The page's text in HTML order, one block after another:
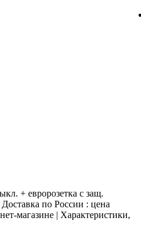
+ евророзетка с защ.
по России : цена
магазине | Характеристики,